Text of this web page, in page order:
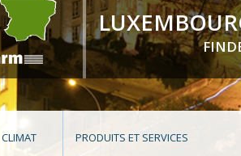
CLIMAT PRODUITS ET SERVICES